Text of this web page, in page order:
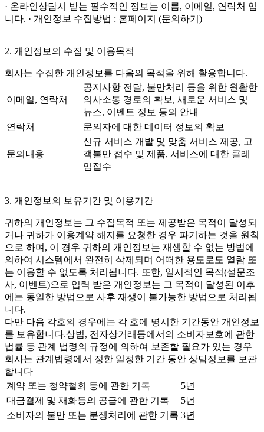
· 온라인상담시 받는 필수적인 정보는 이름, 이메일, 연락처 입
니다. · 개인정보 수집방법 : 홈페이지 (문의하기)
2. 개인정보의 수집 및 이용목적
회사는 수집한 개인정보를 다음의 목적을 위해 활용합니다.
이메일, 연락처
공지사항 전달, 불만처리 등을 위한 원활한
의사소통 경로의 확보, 새로운 서비스 및
뉴스, 이벤트 정보 등의 안내
연락처
문의자에 대한 데이터 정보의 확보
문의내용
신규 서비스 개발 및 맞춤 서비스 제공, 고
객불만 접수 및 제품, 서비스에 대한 클레
임접수
3. 개인정보의 보유기간 및 이용기간
귀하의 개인정보는 그 수집목적 또는 제공받은 목적이 달성되
거나 귀하가 이용계약 해지를 요청한 경우 파기하는 것을 원칙
으로 하며, 이 경우 귀하의 개인정보는 재생할 수 없는 방법에
의하여 시스템에서 완전히 삭제되며 어떠한 용도로도 열람 또
는 이용할 수 없도록 처리됩니다. 또한, 일시적인 목적(설문조
사, 이벤트)으로 입력 받은 개인정보는 그 목적이 달성된 이후
에는 동일한 방법으로 사후 재생이 불가능한 방법으로 처리됩
니다.
다만 다음 각호의 경우에는 각 호에 명시한 기간동안 개인정보
를 보유합니다.상법, 전자상거래등에서의 소비자보호에 관한
법률 등 관계 법령의 규정에 의하여 보존할 필요가 있는 경우
회사는 관계법령에서 정한 일정한 기간 동안 상담정보를 보관
합니다
계약 또는 청약철회 등에 관한 기록
5년
대금결제 및 재화등의 공급에 관한 기록
5년
소비자의 불만 또는 분쟁처리에 관한 기록 3년